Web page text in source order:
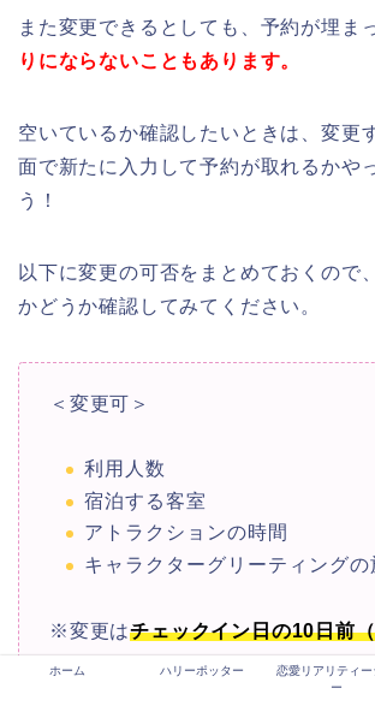
また変更できるとしても、予約が埋ま
りにならないこともあります。
空いているか確認したいときは、変更
面で新たに入力して予約が取れるかや
う！
以下に変更の可否をまとめておくので
かどうか確認してみてください。
＜変更可＞
利用人数
宿泊する客室
アトラクションの時間
キャラクターグリーティングの
※変更はチェックイン日の10日前
まで
ホーム ハリーポッター
恋愛リアリティー
ー